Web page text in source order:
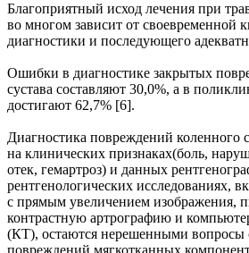
Благоприятный исход лечения при
во многом зависит от своевременной
диагностики и последующего
Ошибки в диагностике закрытых
сустава составляют 30,0%, а в
достигают 62,7% [6].
Диагностика повреждений коленного
на клинических признаках(боль,
отек, гемартроз) и данных
рентгенологических исследованиях,
с прямым увеличением изображения,
контрастную артрографию и
(КТ), остаются нерешенными вопросы